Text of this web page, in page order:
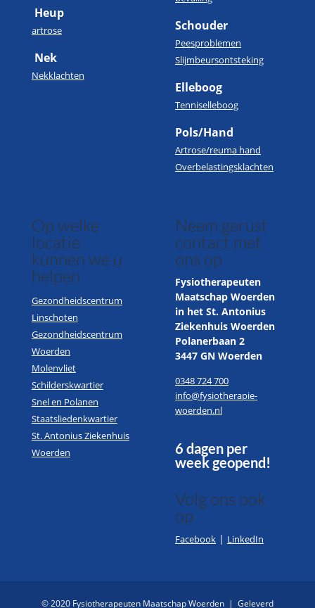
Heup
artrose
Nek
Nekklachten
Schouder
Peesproblemen
Slijmbeursontsteking
Elleboog
Tenniselleboog
Pols/Hand
Artrose/reuma hand
Overbelastingsklachten
Op welke
locatie
kunnen we u
helpen
Gezondheidscentrum
Linschoten
Gezondheidscentrum
Woerden
Molenvliet
Schilderskwartier
Snel en Polanen
Staatsliedenkwartier
St. Antonius Ziekenhuis
Woerden
Neem gerust
contact met
ons op
Fysiotherapeuten
Maatschap Woerden
in het St. Antonius
Ziekenhuis Woerden
Polanerbaan 2
3447 GN Woerden
0348 724 700
info@fysiotherapie-
woerden.nl
6 dagen per
week geopend!
Volg ons ook
op
Facebook | LinkedIn
© 2020 Fysiotherapeuten Maatschap Woerden | Geleverd